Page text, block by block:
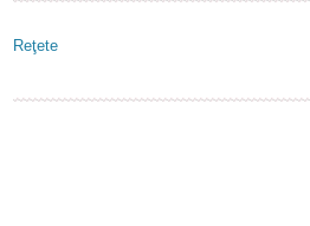
Reţete